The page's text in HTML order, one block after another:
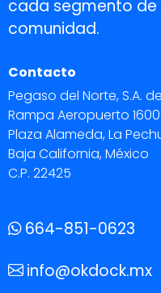
cada segmento de
comunidad.
Contacto
Pegaso del Norte, S.A.
Rampa Aeropuerto 1600
Plaza Alameda, La
Baja California, México
C.P. 22425
664-851-0623
info@okdock.mx